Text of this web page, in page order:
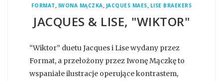
FORMAT , IWONA MĄCZKA, JACQUES MAES, LISE BRAEKERS
JACQUES & LISE, "WIKTOR"
“Wiktor” duetu Jacques i Lise wydany przez
Format, a przełożony przez Iwonę Mączkę to
wspaniałe ilustracje operujące kontrastem,